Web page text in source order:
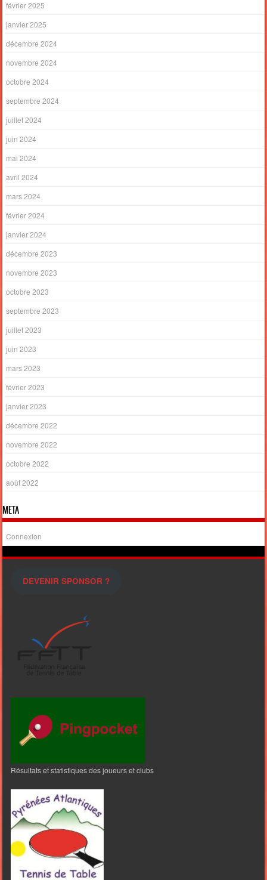
février 2025
janvier 2025
décembre 2024
novembre 2024
octobre 2024
septembre 2024
juillet 2024
juin 2024
mai 2024
avril 2024
mars 2024
février 2024
janvier 2024
décembre 2023
novembre 2023
octobre 2023
septembre 2023
juillet 2023
juin 2023
mars 2023
février 2023
janvier 2023
décembre 2022
novembre 2022
octobre 2022
août 2022
META
Connexion
DEVENIR SPONSOR ?
Résultats et statistiques des joueurs et clubs